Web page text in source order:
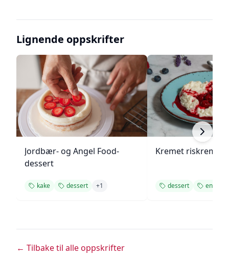
Lignende oppskrifter
Jordbær- og Angel Food-
dessert
kake dessert +1
Kremet riskrem
dessert enkel
← Tilbake til alle oppskrifter